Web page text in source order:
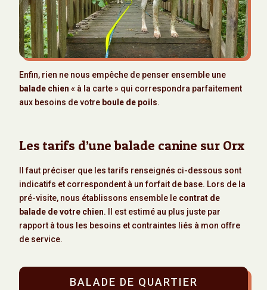
Enfin, rien ne nous empêche de penser ensemble une
balade chien « à la carte » qui correspondra parfaitement
aux besoins de votre boule de poils.
Les tarifs d’une balade canine sur Orx
Il faut préciser que les tarifs renseignés ci-dessous sont
indicatifs et correspondent à un forfait de base. Lors de la
pré-visite, nous établissons ensemble le contrat de
balade de votre chien. Il est estimé au plus juste par
rapport à tous les besoins et contraintes liés à mon offre
de service.
BALADE DE QUARTIER